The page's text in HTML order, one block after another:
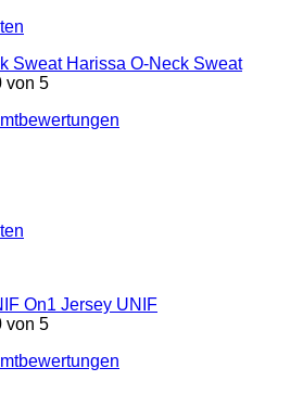
Harissa O-Neck Sweat
von 5
On1 Jersey UNIF
von 5